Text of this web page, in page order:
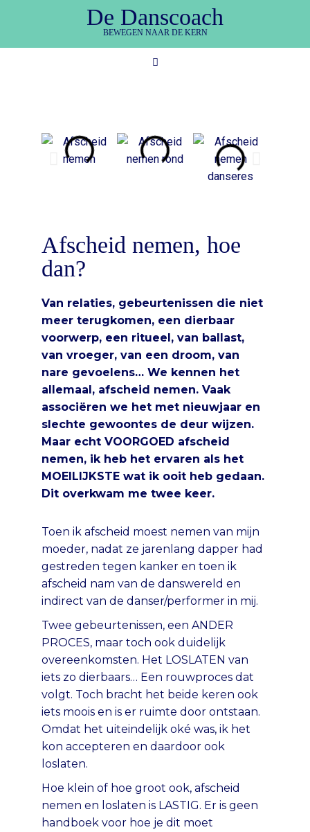
De Danscoach
BEWEGEN NAAR DE KERN
Afscheid nemen, hoe
dan?
Van relaties, gebeurtenissen die niet
meer terugkomen, een dierbaar
voorwerp, een ritueel, van ballast,
van vroeger, van een droom, van
nare gevoelens… We kennen het
allemaal, afscheid nemen. Vaak
associëren we het met nieuwjaar en
slechte gewoontes de deur wijzen.
Maar echt VOORGOED afscheid
nemen, ik heb het ervaren als het
MOEILIJKSTE wat ik ooit heb gedaan.
Dit overkwam me twee keer.
Toen ik afscheid moest nemen van mijn
moeder, nadat ze jarenlang dapper had
gestreden tegen kanker en toen ik
afscheid nam van de danswereld en
indirect van de danser/performer in mij.
Twee gebeurtenissen, een ANDER
PROCES, maar toch ook duidelijk
overeenkomsten. Het LOSLATEN van
iets zo dierbaars… Een rouwproces dat
volgt. Toch bracht het beide keren ook
iets moois en is er ruimte door ontstaan.
Omdat het uiteindelijk oké was, ik het
kon accepteren en daardoor ook
loslaten.
Hoe klein of hoe groot ook, afscheid
nemen en loslaten is LASTIG. Er is geen
handboek voor hoe je dit moet